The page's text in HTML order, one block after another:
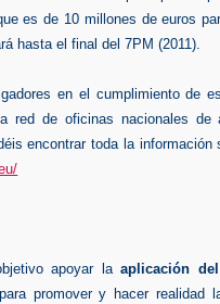
es de 10 millones de euros
hasta el final del 7PM (2011).
en el cumplimiento de
red de oficinas nacionales
encontrar toda la
apoyar laaplicación
promover y hacer realidad